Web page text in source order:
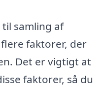
samling af
faktorer, der
Det er vigtigt at
faktorer, så du